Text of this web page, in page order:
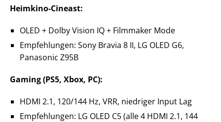
Heimkino-Cineast:
OLED + Dolby Vision IQ + Filmmaker Mode
Empfehlungen: Sony Bravia 8 II, LG OLED G6,
Panasonic Z95B
Gaming (PS5, Xbox, PC):
HDMI 2.1, 120/144 Hz, VRR, niedriger Input Lag
Empfehlungen: LG OLED C5 (alle 4 HDMI 2.1, 144